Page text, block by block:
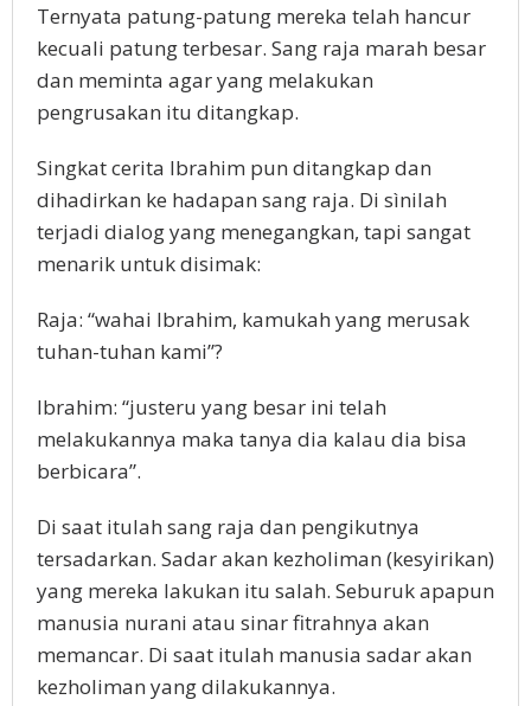
Ternyata patung-patung mereka telah hancur
kecuali patung terbesar. Sang raja marah besar
dan meminta agar yang melakukan
pengrusakan itu ditangkap.
Singkat cerita Ibrahim pun ditangkap dan
dihadirkan ke hadapan sang raja. Di sìnilah
terjadi dialog yang menegangkan, tapi sangat
menarik untuk disimak:
Raja: “wahai Ibrahim, kamukah yang merusak
tuhan-tuhan kami”?
Ibrahim: “justeru yang besar ini telah
melakukannya maka tanya dia kalau dia bisa
berbicara”.
Di saat itulah sang raja dan pengikutnya
tersadarkan. Sadar akan kezholiman (kesyirikan)
yang mereka lakukan itu salah. Seburuk apapun
manusia nurani atau sinar fitrahnya akan
memancar. Di saat itulah manusia sadar akan
kezholiman yang dilakukannya.